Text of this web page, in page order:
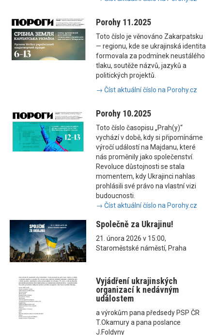
Porohy 11.2025
Toto číslo je věnováno Zakarpatsku
— regionu, kde se ukrajinská identita
formovala za podmínek neustálého
tlaku, soutěže názvů, jazyků a
politických projektů.
→ Číst aktuální číslo na Porohy.cz
Porohy 10.2025
Toto číslo časopisu „Prah(y)“
vychází v době, kdy si připomínáme
výročí událostí na Majdanu, které
nás proměnily jako společenství.
Revoluce důstojnosti se stala
momentem, kdy Ukrajinci nahlas
prohlásili své právo na vlastní vizi
budoucnosti.
→ Číst aktuální číslo na Porohy.cz
Společně za Ukrajinu!
21. února 2026 v 15:00,
Staroměstské náměstí, Praha
Vyjádření ukrajinských
organizací k nedávným
událostem
a výrokům pana předsedy PSP ČR
T.Okamury a pana poslance
J.Foldyny